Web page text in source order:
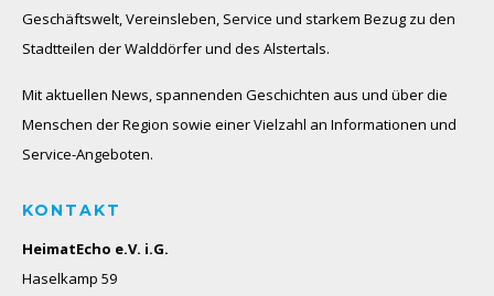
Geschäftswelt, Vereinsleben, Service und starkem Bezug zu den
Stadtteilen der Walddörfer und des Alstertals.
Mit aktuellen News, spannenden Geschichten aus und über die
Menschen der Region sowie einer Vielzahl an Informationen und
Service-Angeboten.
KONTAKT
HeimatEcho e.V. i.G.
Haselkamp 59